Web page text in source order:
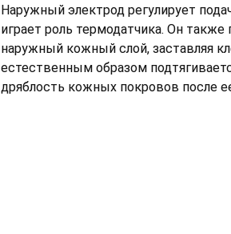
Наружный электрод регулирует
играет роль термодатчика. Он
наружный кожный слой, заставляя
естественным образом
дряблость кожных покровов после